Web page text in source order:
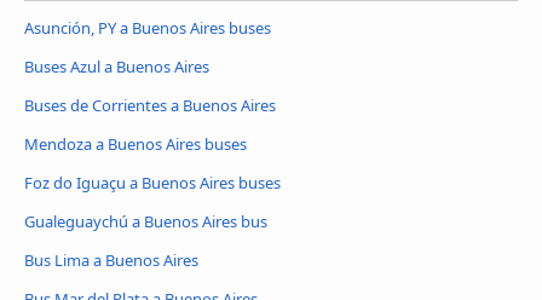
Asunción, PY a Buenos Aires buses
Buses Azul a Buenos Aires
Buses de Corrientes a Buenos Aires
Mendoza a Buenos Aires buses
Foz do Iguaçu a Buenos Aires buses
Gualeguaychú a Buenos Aires bus
Bus Lima a Buenos Aires